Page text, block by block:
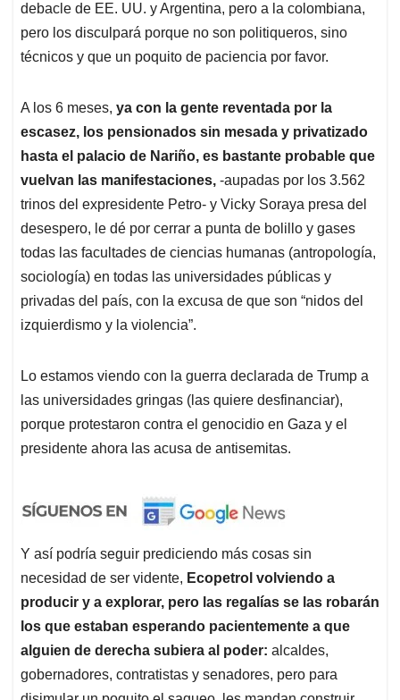
debacle de EE. UU. y Argentina, pero a la colombiana,
pero los disculpará porque no son politiqueros, sino
técnicos y que un poquito de paciencia por favor.
A los 6 meses, ya con la gente reventada por la
escasez, los pensionados sin mesada y privatizado
hasta el palacio de Nariño, es bastante probable que
vuelvan las manifestaciones, -aupadas por los 3.562
trinos del expresidente Petro- y Vicky Soraya presa del
desespero, le dé por cerrar a punta de bolillo y gases
todas las facultades de ciencias humanas (antropología,
sociología) en todas las universidades públicas y
privadas del país, con la excusa de que son “nidos del
izquierdismo y la violencia”.
Lo estamos viendo con la guerra declarada de Trump a
las universidades gringas (las quiere desfinanciar),
porque protestaron contra el genocidio en Gaza y el
presidente ahora las acusa de antisemitas.
Y así podría seguir prediciendo más cosas sin
necesidad de ser vidente, Ecopetrol volviendo a
producir y a explorar, pero las regalías se las robarán
los que estaban esperando pacientemente a que
alguien de derecha subiera al poder: alcaldes,
gobernadores, contratistas y senadores, pero para